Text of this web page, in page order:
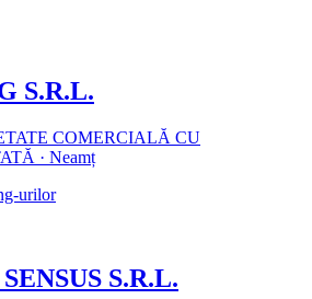
S.R.L.
COMERCIALĂ CU
· Neamț
urilor
S.R.L.